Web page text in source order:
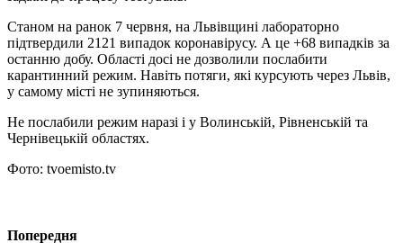
Станом на ранок 7 червня, на Львівщині лабораторно
підтвердили 2121 випадок коронавірусу. А це +68 випадків за
останню добу. Області досі не дозволили послабити
карантинний режим. Навіть потяги, які курсують через Львів,
у самому місті не зупиняються.
Не послабили режим наразі і у Волинській, Рівненській та
Чернівецькій областях.
Фото: tvoemisto.tv
Попередня